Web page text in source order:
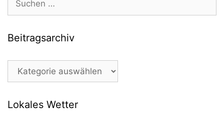
nach:
Beitragsarchiv
Beitragsarchiv
Lokales Wetter